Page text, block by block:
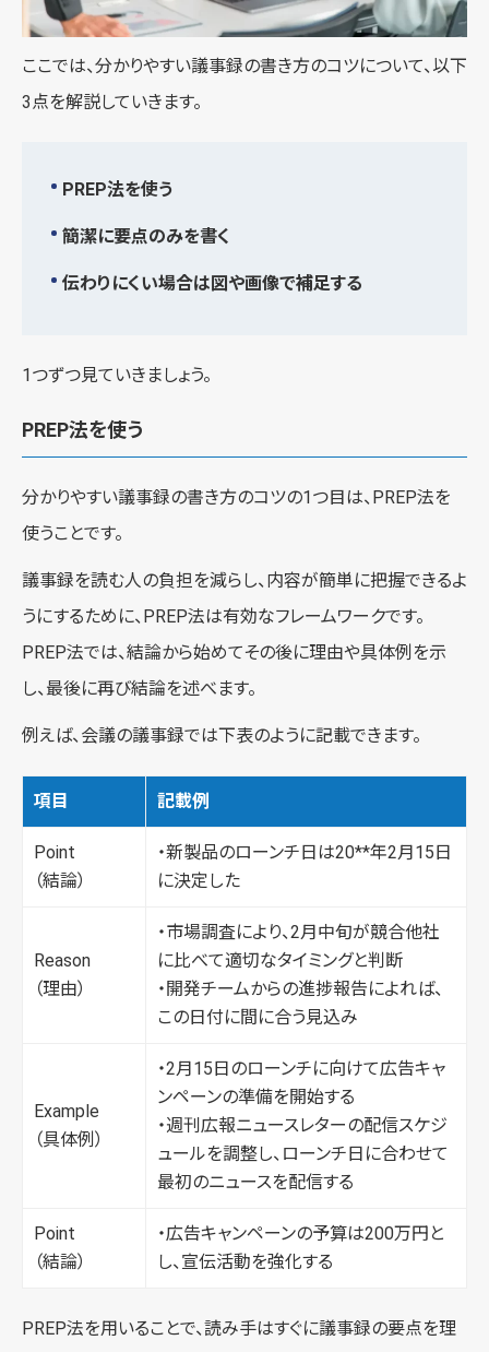
ここでは、分かりやすい議事録の書き方のコツについて、以下
3点を解説していきます。
PREP法を使う
簡潔に要点のみを書く
伝わりにくい場合は図や画像で補足する
1つずつ見ていきましょう。
PREP法を使う
分かりやすい議事録の書き方のコツの1つ目は、PREP法を
使うことです。
議事録を読む人の負担を減らし、内容が簡単に把握できるよ
うにするために、PREP法は有効なフレームワークです。
PREP法では、結論から始めてその後に理由や具体例を示
し、最後に再び結論を述べます。
例えば、会議の議事録では下表のように記載できます。
項目 記載例
Point
（結論）
・新製品のローンチ日は20**年2月15日
に決定した
Reason
（理由）
・市場調査により、2月中旬が競合他社
に比べて適切なタイミングと判断
・開発チームからの進捗報告によれば、
この日付に間に合う見込み
Example
（具体例）
・2月15日のローンチに向けて広告キャ
ンペーンの準備を開始する
・週刊広報ニュースレターの配信スケジ
ュールを調整し、ローンチ日に合わせて
最初のニュースを配信する
Point
（結論）
・広告キャンペーンの予算は200万円と
し、宣伝活動を強化する
PREP法を用いることで、読み手はすぐに議事録の要点を理